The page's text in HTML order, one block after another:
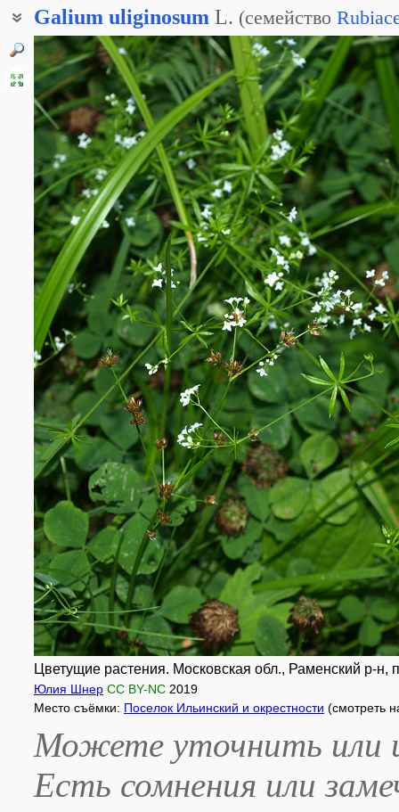
Galium uliginosum L. (семейство
Цветущие растения. Московская обл., Раменский р-н,
Юлия Шнер CC BY-NC 2019
Место съёмки: Поселок Ильинский и окрестности (смотреть
Можете уточнить или
Есть сомнения или